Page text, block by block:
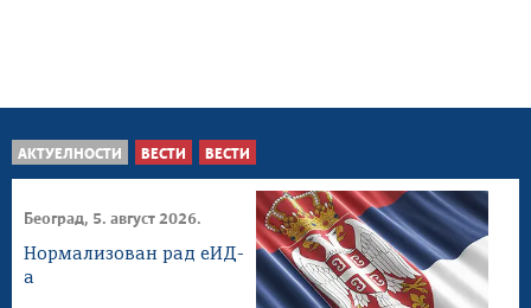
АКТУЕЛНОСТИ ВЕСТИ ВЕСТИ
Београд, 5. август 2026.
Нормализован рад еИД-
а